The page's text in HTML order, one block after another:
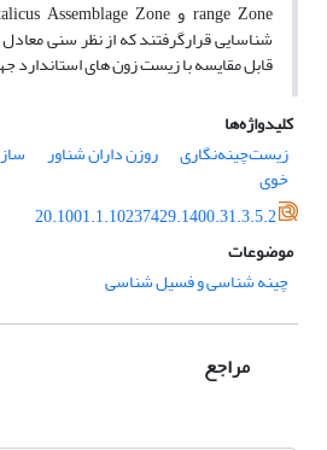
شناسایی قرارگرفتند که از نظر سنی معادل
قابل مقایسه با زیست زون های استاندارد
کلیدواژه‌ها
زیست‌چینه‌نگاری
روزن داران شناور
خوی
20.1001.1.10237429.1400.31.3.5.2
موضوعات
چینه شناسی و فسیل شناسی
مراجع